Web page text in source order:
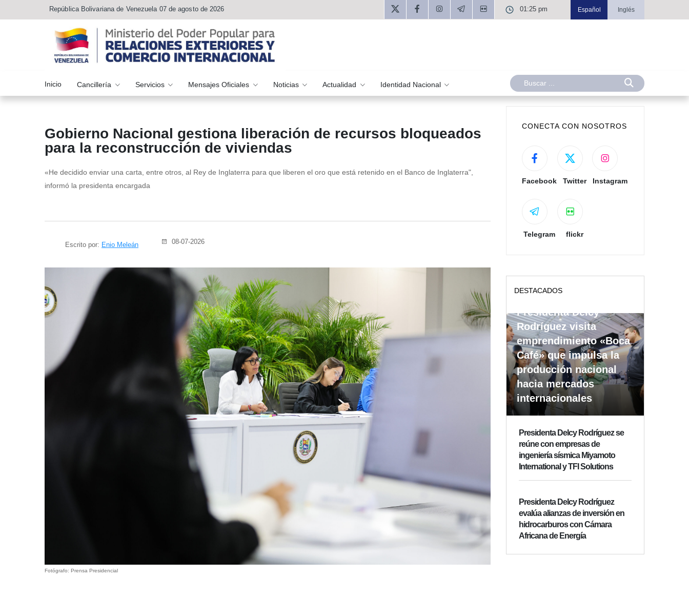
República Bolivariana de Venezuela 07 de agosto de 2026 01:25 pm Español Inglés
Inicio Cancillería Servicios Mensajes Oficiales Noticias Actualidad Identidad Nacional
Gobierno Nacional gestiona liberación de recursos bloqueados
para la reconstrucción de viviendas
«He decidido enviar una carta, entre otros, al Rey de Inglaterra para que liberen el oro que está retenido en el Banco de Inglaterra",
informó la presidenta encargada
Escrito por: Enio Meleán 08-07-2026
Fotógrafo: Prensa Presidencial
CONECTA CON NOSOTROS
Facebook Twitter Instagram
Telegram flickr
DESTACADOS
Presidenta Delcy
Rodríguez visita
emprendimiento «Boca
Café» que impulsa la
producción nacional
hacia mercados
internacionales
Presidenta Delcy Rodríguez se
reúne con empresas de
ingeniería sísmica Miyamoto
International y TFI Solutions
Presidenta Delcy Rodríguez
evalúa alianzas de inversión en
hidrocarburos con Cámara
Africana de Energía